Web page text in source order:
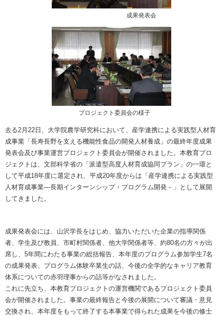
成果発表会
プロジェクト委員会の様子
去る2月22日、大学院農学研究科において、産学連携による実践型人材育
成事業「長寿長野を支える機能性食品の開発人材養成」の最終年度成果
発表会及び事業運営プロジェクト委員会が開催されました。本教育プロ
ジェクトは、文部科学省の「派遣型高度人材育成協同プラン」の一環と
して平成18年度に選定され、平成20年度からは「産学連携による実践型
人材育成事業―長期インターンシップ・プログラム開発－」として展開
してきました。
成果発表会には、山沢学長をはじめ、協力いただいた企業の指導関係
者、学生及び教員、市町村関係者、他大学関係者等、約80名の方々が出
席し、5年間にわたる事業の総括報告、本年度のプログラム参加学生7名
の成果発表、プログラム体験卒業生の話、今後の全学的なキャリア教育
体系についての赤羽理事からの話等がなされました。
これに先立ち、本教育プロジェクトの運営機関であるプロジェクト委員
会が開催されました。事業の最終報告と今後の展開について審議・意見
交換され、本年度をもって終了する本事業で得られた成果を今後の修士